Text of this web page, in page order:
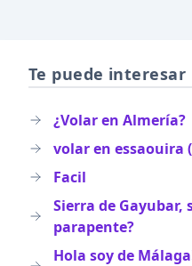
Te puede interesar
¿Volar en Almería?
volar en essaouira
Facil
Sierra de Gayubar,
parapente?
Hola soy de